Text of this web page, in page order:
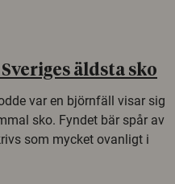
äldsta sko
var en björnfäll visar sig
sko. Fyndet bär spår av
som mycket ovanligt i